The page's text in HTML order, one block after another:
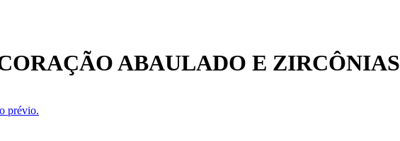
ABAULADO E ZIRCÔNIAS
prévio.